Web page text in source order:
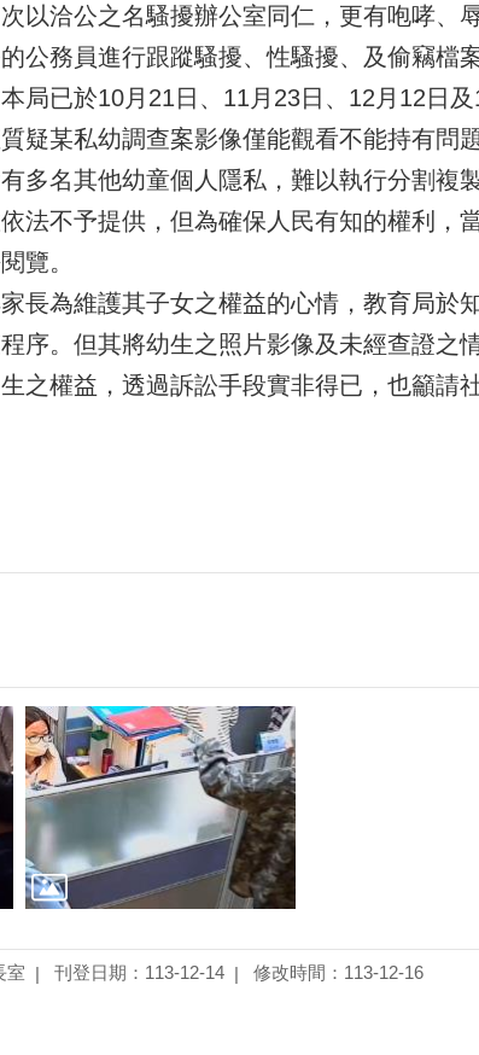
以洽公之名騷擾辦公室同仁，更有咆哮、
公務員進行跟蹤騷擾、性騷擾、及偷竊檔
局已於10月21日、11月23日、12月12日及
疑某私幼調查案影像僅能觀看不能持有問
多名其他幼童個人隱私，難以執行分割複
法不予提供，但為確保人民有知的權利，
覽。
長為維護其子女之權益的心情，教育局於
序。但其將幼生之照片影像及未經查證之
之權益，透過訴訟手段實非得已，也籲請
室 刊登日期：113-12-14 修改時間：113-12-16